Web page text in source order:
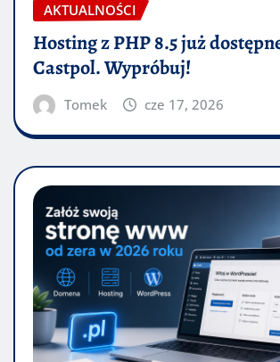
AKTUALNOŚCI
Hosting z PHP 8.5 już
Castpol. Wypróbuj!
Tomek cze 17, 2026